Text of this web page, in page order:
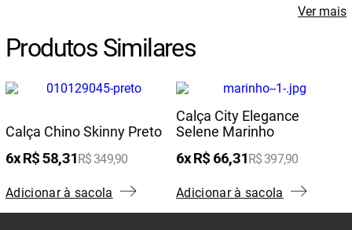
Produtos Similares
Calça Chino Skinny Preto
6 R$58,31R$ 349,90
Adicionar à sacola
Calça City Elegance
Selene Marinho
6 R$ 66,31R$ 397,90
Adicionar à sacola
Ver mais